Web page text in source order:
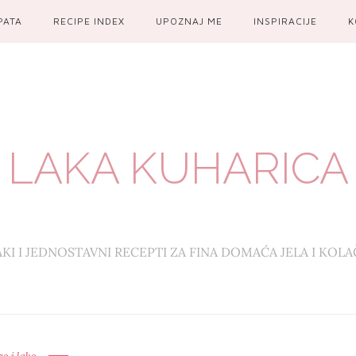
RECIPE INDEX UPOZNAJ ME INSPIRACIJE
LAKA KUHARICA
I JEDNOSTAVNI RECEPTI ZA FINA DOMAĆA JELA I